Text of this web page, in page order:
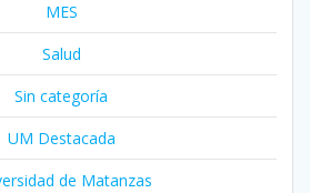
MES
Salud
Sin categoría
UM Destacada
de Matanzas